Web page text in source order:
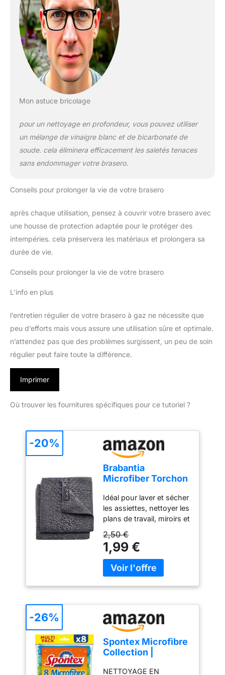
Mon astuce bricolage
pour un nettoyage en profondeur, vous pouvez utiliser
un mélange de vinaigre blanc et de bicarbonate de
soude. cela éliminera efficacement les saletés tenaces
sans endommager votre brasero.
Conseils pour prolonger la vie de votre brasero
après chaque utilisation, pensez à couvrir votre brasero avec
une housse de protection adaptée pour le protéger des
intempéries. cela préservera les matériaux et prolongera sa
durée de vie.
Conseils pour prolonger la vie de votre brasero
L’info en plus
l’entretien régulier de votre brasero à gaz ne nécessite que
peu d’efforts mais vous assure une utilisation sûre et optimale.
n’attendez pas que des problèmes surgissent, un peu de soin
régulier peut faire toute la différence.
Imprimer
Où trouver les fournitures spécifiques pour ce tutoriel ?
Brabantia
Microfiber Torchon
Foncé, 30 x 30 x
0,5 cm
Idéal pour laver et sécher
les assiettes, nettoyer les
plans de travail, miroirs et
laisser de traces Lavable
en machine à 60° C La
microfibre absorbe 7 x
son poids en eau
2,50 €
1,99 €
-20%
Spontex Microfibre
Collection |
NETTOYAGE EN
-26%